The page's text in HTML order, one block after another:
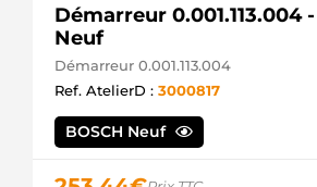
Démarreur 0.001.113.004 -
Neuf
Démarreur 0.001.113.004
Ref. AtelierD : 3000817
BOSCH Neuf